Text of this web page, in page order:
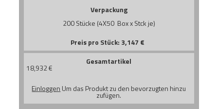
Verpackung
200 Stücke (4X50 Box x Stck je)
Preis pro Stück: 3,147 €
Gesamtartikel
18,932€
Einloggen Um das Produkt zu den bevorzugten hinzu
zufügen.